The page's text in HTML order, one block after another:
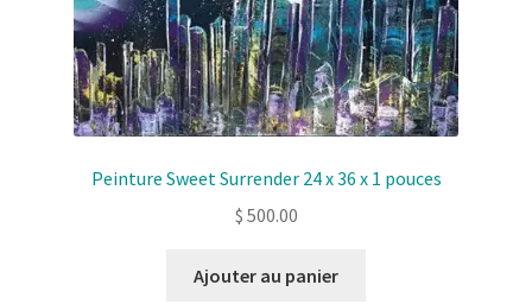
Politique de confidentialité
Validation de la commande
Contact
Peinture Sweet Surrender 24 x 36 x 1 pouces
$ 500.00
Ajouter au panier